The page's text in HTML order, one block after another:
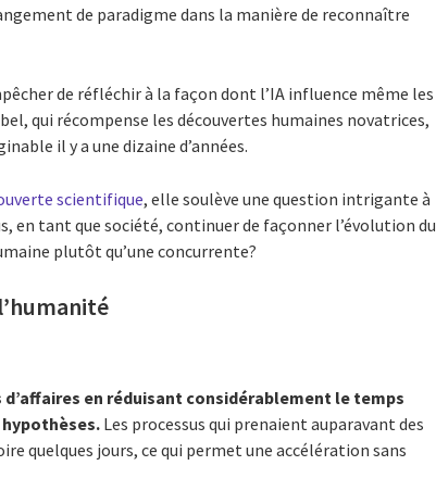
de paradigme dans la manière de reconnaître
de réfléchir à la façon dont l’IA influence même les
qui récompense les découvertes humaines novatrices,
il y a une dizaine d’années.
scientifique, elle soulève une question intrigante à
en tant que société, continuer de façonner l’évolution du
plutôt qu’une concurrente?
en réduisant considérablement le temps
Les processus qui prenaient auparavant des
quelques jours, ce qui permet une accélération sans